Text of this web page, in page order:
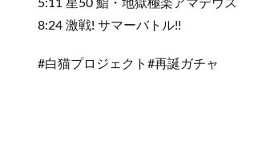
5:11 星50 鮨・地獄極楽アマデウス
8:24 激戦! サマーバトル!!
#白猫プロジェクト#再誕ガチャ